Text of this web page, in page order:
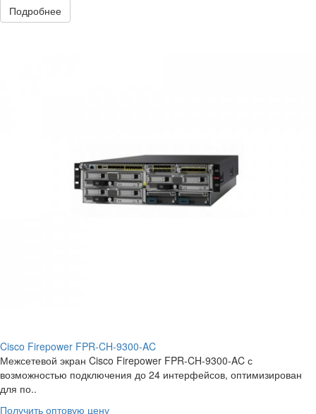
Подробнее
Cisco Firepower FPR-CH-9300-AC
Межсетевой экран Cisco Firepower FPR-CH-9300-AC с
возможностью подключения до 24 интерфейсов, оптимизирован
для по..
Получить оптовую цену